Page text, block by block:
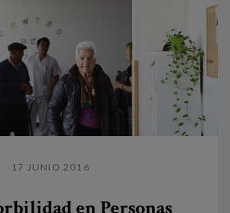
17 JUNIO 2016
en Personas